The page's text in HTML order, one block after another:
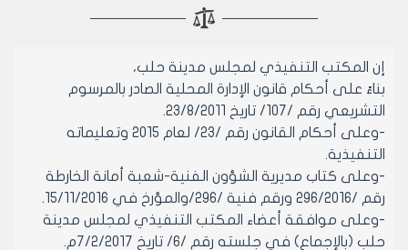
إن المكتب التنفيذي لمجلس مدينة حلب،
بناءً على أحكام قانون الإدارة المحلية الصادر بالمرسوم
التشريعي رقم /107/ تاريخ 23/8/2011.
-وعلى أحكام القانون رقم /23/ لعام 2015 وتعليماته
التنفيذية.
-وعلى كتاب مديرية الشؤون الفنية-شعبة أمانة الخارطة
رقم /296/2016 ورقم فنية /296/والمؤرخ في 15/11/2016.
-وعلى موافقة أعضاء المكتب التنفيذي لمجلس مدينة
حلب (بالإجماع) في جلسته رقم /6/ تاريخ 7/2/2017م.